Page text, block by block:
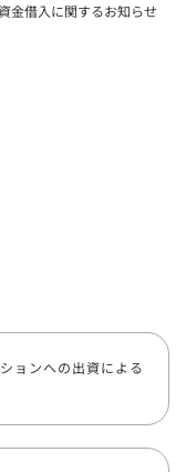
金借入に関するお知らせ
ョンへの出資による